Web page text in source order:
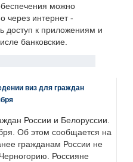
можно
через интернет -
доступ к приложениям и
банковские.
виз для граждан
России и Белоруссии.
Об этом сообщается на
гражданам России не
Россияне